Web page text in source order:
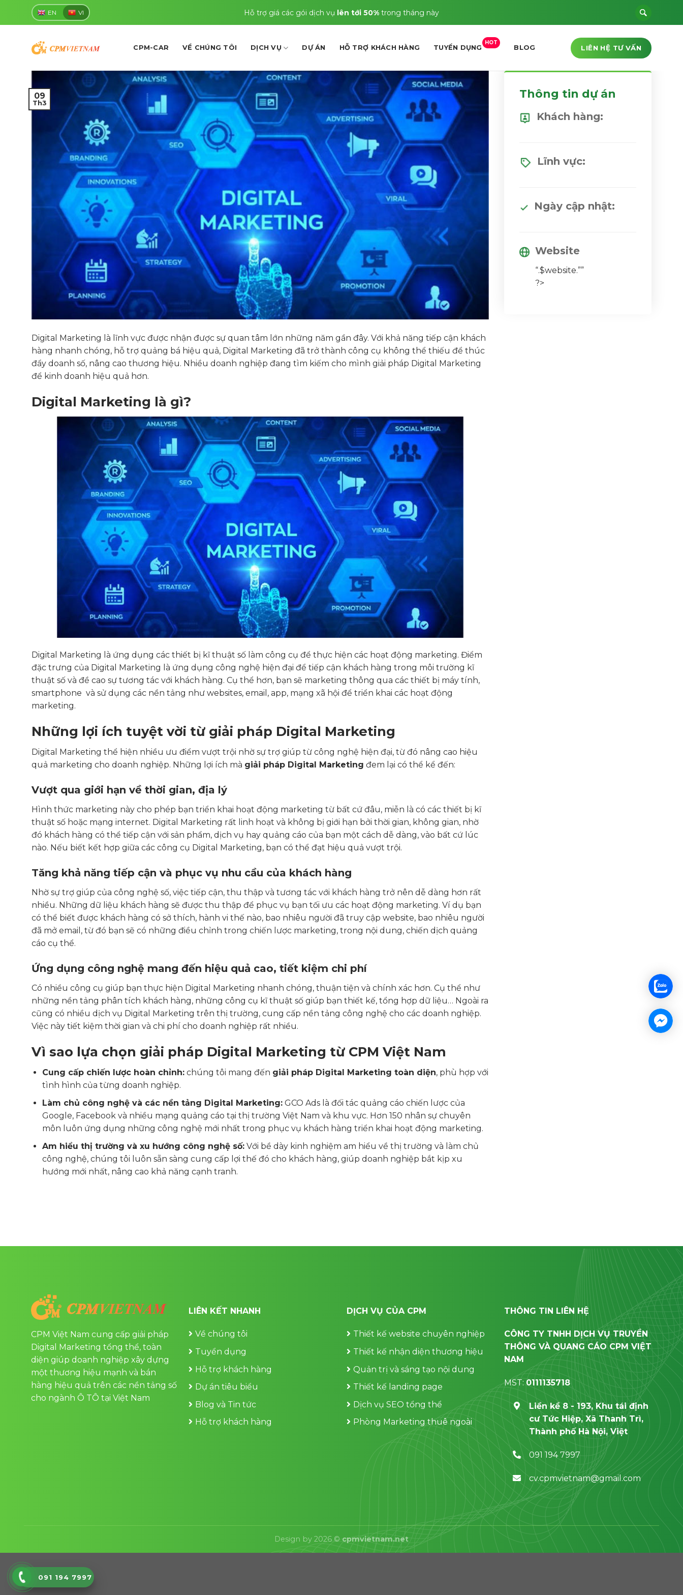
EN VI Hỗ trợ giá các gói dịch vụ lên tới 50% trong tháng này
CPM-CAR VỀ CHÚNG TÔI DỊCH VỤ DỰ ÁN HỖ TRỢ KHÁCH HÀNG TUYỂN DỤNG
HOT
BLOG LIÊN HỆ TƯ VẤN
09
Th3
Digital Marketing là lĩnh vực được nhận được sự quan tâm lớn những năm gần đây. Với khả năng tiếp cận khách
hàng nhanh chóng, hỗ trợ quảng bá hiệu quả, Digital Marketing đã trở thành công cụ không thể thiếu để thúc
đẩy doanh số, nâng cao thương hiệu. Nhiều doanh nghiệp đang tìm kiếm cho mình giải pháp Digital Marketing
để kinh doanh hiệu quả hơn.
Digital Marketing là gì?
Digital Marketing là ứng dụng các thiết bị kĩ thuật số làm công cụ để thực hiện các hoạt động marketing. Điểm
đặc trưng của Digital Marketing là ứng dụng công nghệ hiện đại để tiếp cận khách hàng trong môi trường kĩ
thuật số và đề cao sự tương tác với khách hàng. Cụ thể hơn, bạn sẽ marketing thông qua các thiết bị máy tính,
smartphone và sử dụng các nền tảng như websites, email, app, mạng xã hội để triển khai các hoạt động
marketing.
Những lợi ích tuyệt vời từ giải pháp Digital Marketing
Digital Marketing thể hiện nhiều ưu điểm vượt trội nhờ sự trợ giúp từ công nghệ hiện đại, từ đó nâng cao hiệu
quả marketing cho doanh nghiệp. Những lợi ích mà giải pháp Digital Marketing đem lại có thể kể đến:
Vượt qua giới hạn về thời gian, địa lý
Hình thức marketing này cho phép bạn triển khai hoạt động marketing từ bất cứ đâu, miễn là có các thiết bị kĩ
thuật số hoặc mạng internet. Digital Marketing rất linh hoạt và không bị giới hạn bởi thời gian, không gian, nhờ
đó khách hàng có thể tiếp cận với sản phẩm, dịch vụ hay quảng cáo của bạn một cách dễ dàng, vào bất cứ lúc
nào. Nếu biết kết hợp giữa các công cụ Digital Marketing, bạn có thể đạt hiệu quả vượt trội.
Tăng khả năng tiếp cận và phục vụ nhu cầu của khách hàng
Nhờ sự trợ giúp của công nghệ số, việc tiếp cận, thu thập và tương tác với khách hàng trở nên dễ dàng hơn rất
nhiều. Những dữ liệu khách hàng sẽ được thu thập để phục vụ bạn tối ưu các hoạt động marketing. Ví dụ bạn
có thể biết được khách hàng có sở thích, hành vi thế nào, bao nhiêu người đã truy cập website, bao nhiêu người
đã mở email, từ đó bạn sẽ có những điều chỉnh trong chiến lược marketing, trong nội dung, chiến dịch quảng
cáo cụ thể.
Ứng dụng công nghệ mang đến hiệu quả cao, tiết kiệm chi phí
Có nhiều công cụ giúp bạn thực hiện Digital Marketing nhanh chóng, thuận tiện và chính xác hơn. Cụ thể như
những nền tảng phân tích khách hàng, những công cụ kĩ thuật số giúp bạn thiết kế, tổng hợp dữ liệu… Ngoài ra
cũng có nhiều dịch vụ Digital Marketing trên thị trường, cung cấp nền tảng công nghệ cho các doanh nghiệp.
Việc này tiết kiệm thời gian và chi phí cho doanh nghiệp rất nhiều.
Vì sao lựa chọn giải pháp Digital Marketing từ CPM Việt Nam
Cung cấp chiến lược hoàn chỉnh:chúng tôi mang đến giải pháp Digital Marketing toàn diện, phù hợp với
tình hình của từng doanh nghiệp.
Làm chủ công nghệ và các nền tảng Digital Marketing:GCO Ads là đối tác quảng cáo chiến lược của
Google, Facebook và nhiều mạng quảng cáo tại thị trường Việt Nam và khu vực. Hơn 150 nhân sự chuyên
môn luôn ứng dụng những công nghệ mới nhất trong phục vụ khách hàng triển khai hoạt động marketing.
Am hiểu thị trường và xu hướng công nghệ số:Với bề dày kinh nghiệm am hiểu về thị trường và làm chủ
công nghệ, chúng tôi luôn sẵn sàng cung cấp lợi thế đó cho khách hàng, giúp doanh nghiệp bắt kịp xu
hướng mới nhất, nâng cao khả năng cạnh tranh.
Thông tin dự án
Khách hàng:
Lĩnh vực:
Ngày cập nhật:
Website
“.$website.””
?>
CPM Việt Nam cung cấp giải pháp
Digital Marketing tổng thể, toàn
diện giúp doanh nghiệp xây dựng
một thương hiệu mạnh và bán
hàng hiệu quả trên các nền tảng số
cho ngành Ô TÔ tại Việt Nam
LIÊN KẾT NHANH
Về chúng tôi
Tuyển dụng
Hỗ trợ khách hàng
Dự án tiêu biểu
Blog và Tin tức
Hỗ trợ khách hàng
DỊCH VỤ CỦA CPM
Thiết kế website chuyên nghiệp
Thiết kế nhận diện thương hiệu
Quản trị và sáng tạo nội dung
Thiết kế landing page
Dịch vụ SEO tổng thể
Phòng Marketing thuê ngoài
THÔNG TIN LIÊN HỆ
CÔNG TY TNHH DỊCH VỤ TRUYỀN
THÔNG VÀ QUANG CÁO CPM VIỆT
NAM
MST:0111135718
Liền kề 8 - 193, Khu tái định
cư Tức Hiệp, Xã Thanh Trì,
Thành phố Hà Nội, Việt
091 194 7997
cv.cpmvietnam@gmail.com
Design by 2026 © cpmvietnam.net
091 194 7997